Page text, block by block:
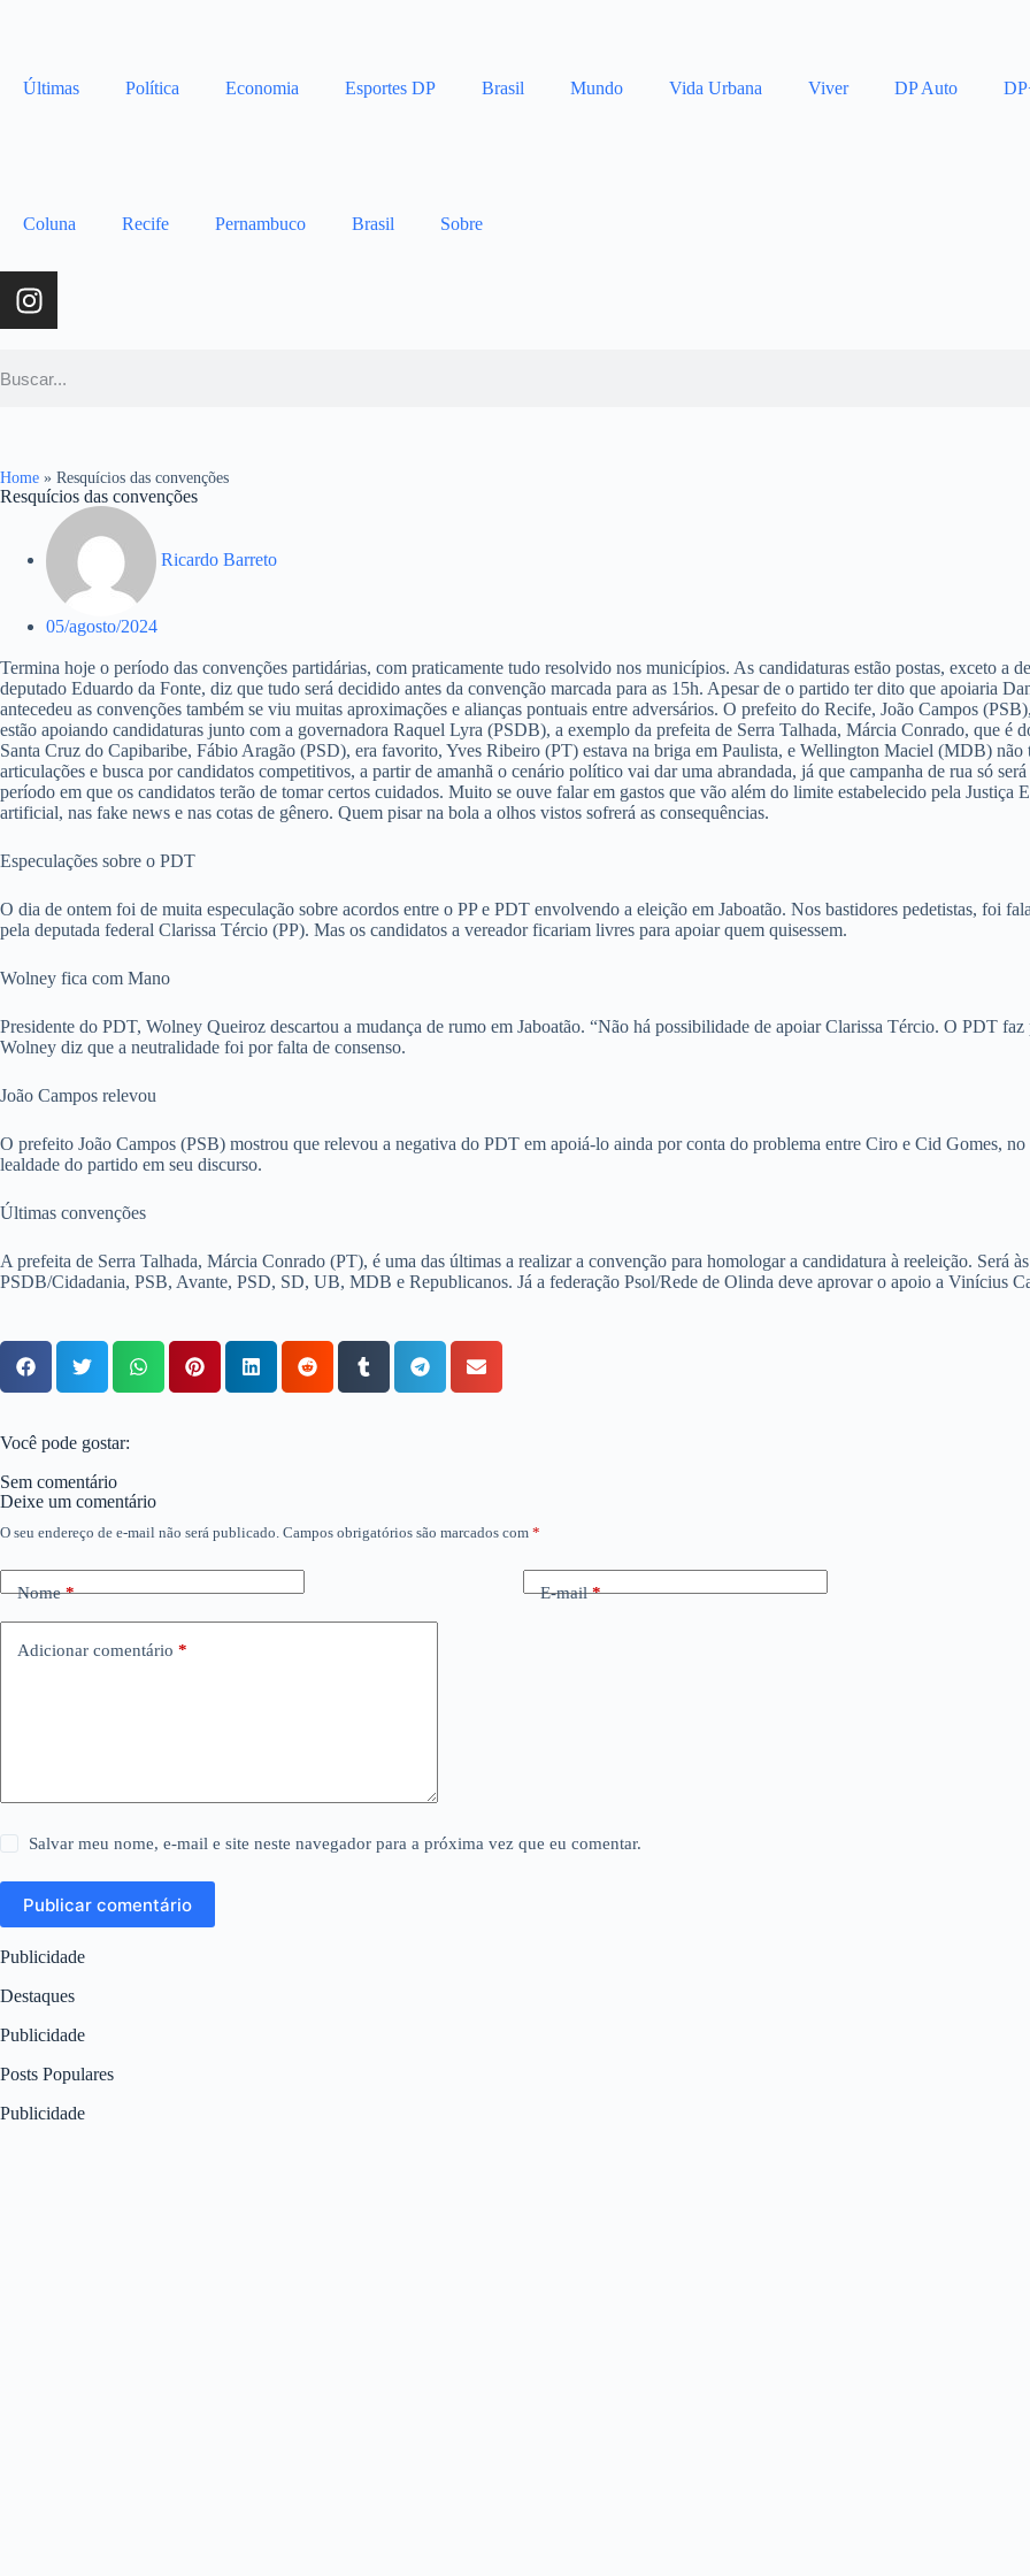
Últimas Política Economia Esportes DP Brasil Mundo Vida Urbana Viver DP Auto
Coluna Recife Pernambuco Brasil Sobre
Home » Resquícios das convenções
Resquícios das convenções
Ricardo Barreto
05/agosto/2024
Termina hoje o período das convenções partidárias, com praticamente tudo resolvido nos municípios. As candidaturas estão postas, exceto
deputado Eduardo da Fonte, diz que tudo será decidido antes da convenção marcada para as 15h. Apesar de o partido ter dito que apoiaria
antecedeu as convenções também se viu muitas aproximações e alianças pontuais entre adversários. O prefeito do Recife, João Campos
estão apoiando candidaturas junto com a governadora Raquel Lyra (PSDB), a exemplo da prefeita de Serra Talhada, Márcia Conrado, que é
Santa Cruz do Capibaribe, Fábio Aragão (PSD), era favorito, Yves Ribeiro (PT) estava na briga em Paulista, e Wellington Maciel (MDB)
articulações e busca por candidatos competitivos, a partir de amanhã o cenário político vai dar uma abrandada, já que campanha de rua só
período em que os candidatos terão de tomar certos cuidados. Muito se ouve falar em gastos que vão além do limite estabelecido pela
artificial, nas fake news e nas cotas de gênero. Quem pisar na bola a olhos vistos sofrerá as consequências.
Especulações sobre o PDT
O dia de ontem foi de muita especulação sobre acordos entre o PP e PDT envolvendo a eleição em Jaboatão. Nos bastidores pedetistas, foi
pela deputada federal Clarissa Tércio (PP). Mas os candidatos a vereador ficariam livres para apoiar quem quisessem.
Wolney fica com Mano
Presidente do PDT, Wolney Queiroz descartou a mudança de rumo em Jaboatão. “Não há possibilidade de apoiar Clarissa Tércio. O PDT
Wolney diz que a neutralidade foi por falta de consenso.
João Campos relevou
O prefeito João Campos (PSB) mostrou que relevou a negativa do PDT em apoiá-lo ainda por conta do problema entre Ciro e Cid Gomes,
lealdade do partido em seu discurso.
Últimas convenções
A prefeita de Serra Talhada, Márcia Conrado (PT), é uma das últimas a realizar a convenção para homologar a candidatura à reeleição. Será
PSDB/Cidadania, PSB, Avante, PSD, SD, UB, MDB e Republicanos. Já a federação Psol/Rede de Olinda deve aprovar o apoio a Vinícius
Você pode gostar:
Sem comentário
Deixe um comentário
O seu endereço de e-mail não será publicado. Campos obrigatórios são marcados com *
Nome* E-mail*
Adicionar comentário *
Salvar meu nome, e-mail e site neste navegador para a próxima vez que eu comentar.
Publicar comentário
Publicidade
Destaques
Publicidade
Posts Populares
Publicidade